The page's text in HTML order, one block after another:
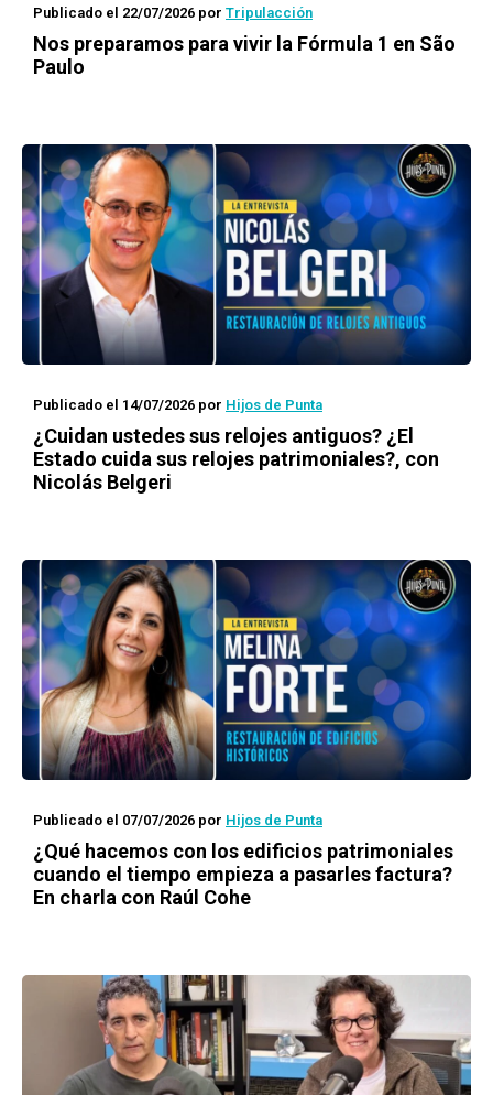
Publicado el 22/07/2026 por Tripulacción
Nos preparamos para vivir la Fórmula 1 en São
Paulo
Publicado el 14/07/2026 por Hijos de Punta
¿Cuidan ustedes sus relojes antiguos? ¿El
Estado cuida sus relojes patrimoniales?, con
Nicolás Belgeri
Publicado el 07/07/2026 por Hijos de Punta
¿Qué hacemos con los edificios patrimoniales
cuando el tiempo empieza a pasarles factura?
En charla con Raúl Cohe